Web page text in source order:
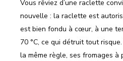
Vous rêviez d’une raclette
nouvelle : la raclette est
est bien fondu à cœur, à une
70 °C, ce qui détruit tout
la même règle, ses fromages